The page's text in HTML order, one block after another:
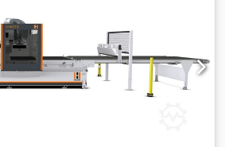
Kugelumlaufspindel und
Alle Elemente montiert, vor
sofort funktionsbereit.
aus Steuerleitungen,
Schrittmotoren,
Netzteil und Ringkerntrafo,